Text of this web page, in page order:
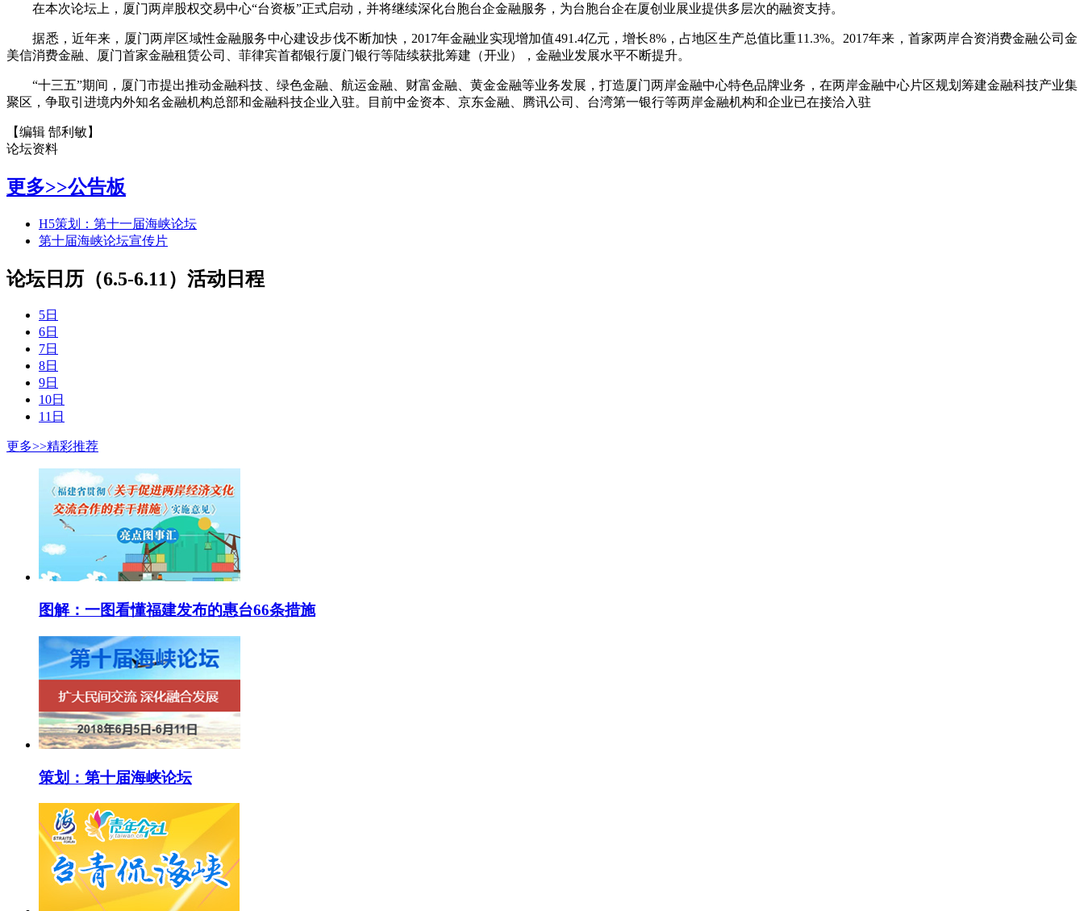
在本次论坛上，厦门两岸股权交易中心“台资板”正式启动，并将继续深化台胞台企金融服务，为台胞台企在厦创业展业提供多层次的融资支持。
据悉，近年来，厦门两岸区域性金融服务中心建设步伐不断加快，2017年金融业实现增加值491.4亿元，增长8%，占地区生产总值比重11.3%。2017年来，首家两岸合资消费金融公司金
美信消费金融、厦门首家金融租赁公司、菲律宾首都银行厦门银行等陆续获批筹建（开业），金融业发展水平不断提升。
“十三五”期间，厦门市提出推动金融科技、绿色金融、航运金融、财富金融、黄金金融等业务发展，打造厦门两岸金融中心特色品牌业务，在两岸金融中心片区规划筹建金融科技产业集
聚区，争取引进境内外知名金融机构总部和金融科技企业入驻。目前中金资本、京东金融、腾讯公司、台湾第一银行等两岸金融机构和企业已在接洽入驻
【编辑 郜利敏】
论坛资料
更多>>公告板
H5策划：第十一届海峡论坛
第十届海峡论坛宣传片
论坛日历（6.5-6.11） 活动日程
5日
6日
7日
8日
9日
10日
11日
更多>>精彩推荐
图解：一图看懂福建发布的惠台66条措施
策划：第十届海峡论坛